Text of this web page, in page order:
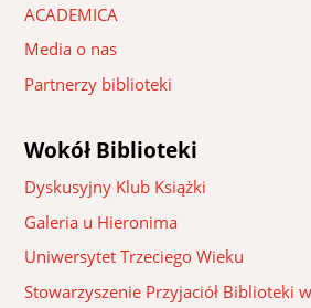
ACADEMICA
Media o nas
Partnerzy biblioteki
Wokół Biblioteki
Dyskusyjny Klub Książki
Galeria u Hieronima
Uniwersytet Trzeciego Wieku
Stowarzyszenie Przyjaciół Biblioteki